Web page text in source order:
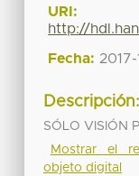
URI:
http://
Fecha:
Descripción:
SÓLO VISIÓN
Mostrar el
objeto digital